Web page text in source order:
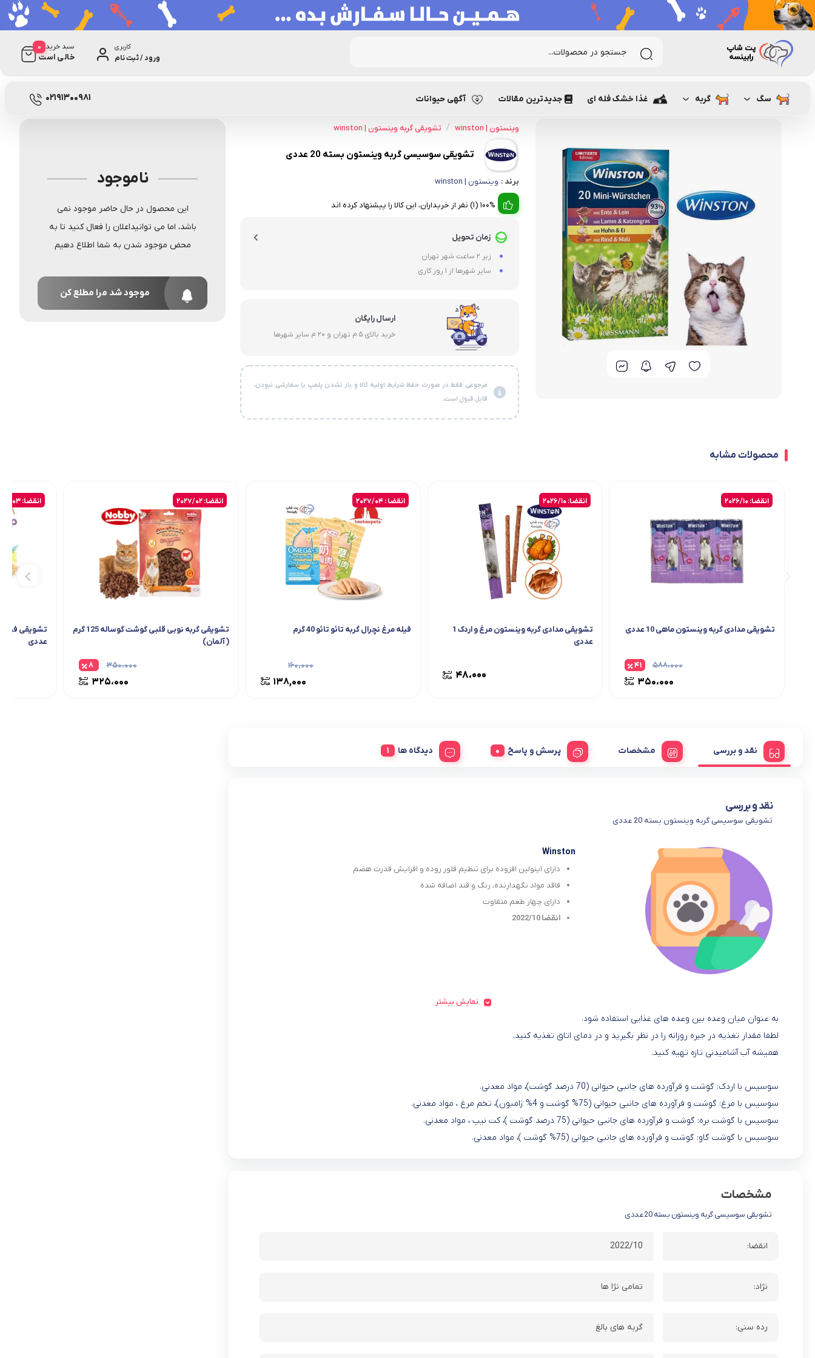
کاربری
ورود / ثبت نام
سبد خرید
خالی است
0
سگ گربه غذا خشک فله ای جدیدترین مقالات آگهی حیوانات 02191300981
رابینسه نامعلوم
وینستون | winston / تشویقی گربه وینستون | winston
تشویقی سوسیسی گربه وینستون بسته 20 عددی
برند : وینستون | winston
100% (1) نفر از خریداران، این کالا را پیشنهاد کرده اند
زمان تحویل
زیر 2 ساعت شهر تهران
سایر شهرها از 1 روز کاری
ارسال رایگان
خرید بالای 5 م تهران و 20 م سایر شهرها
مرجوعی فقط در صورت حفظ شرایط اولیه کالا و باز نشدن پلمپ یا سفارشی نبودن،
قابل قبول است.
ناموجود
این محصول در حال حاضر موجود نمی
باشد، اما می توانیداعلان را فعال کنید تا به
محض موجود شدن به شما اطلاع دهیم
موجود شد مرا مطلع کن
محصولات مشابه
انقضا: 2026/10
تشویقی مدادی گربه وینستون ماهی 10 عددی
۵۸۸،۰۰۰
۳۵۰،۰۰۰
۴۱
انقضا: 2026/10
تشویقی مدادی گربه وینستون مرغ و اردک 1
عددی
۴۸،۰۰۰
انقضا : 2027/04
فیله مرغ نچرال گربه تائو تائو 40 گرم
۱۶۰,۰۰۰
۱۳۸,۰۰۰
انقضا: 2027/02
تشویقی گربه نوبی قلبی گوشت گوساله 125 گرم
( آلمان)
۳۵۰،۰۰۰
۳۲۵،۰۰۰
۸
انقضا: 2027/03
عددی
نقد و بررسی مشخصات پرسش و پاسخ دیدگاه ها
نقد و بررسی
تشویقی سوسیسی گربه وینستون بسته 20 عددی
Winston
دارای اینولین افزوده برای تنظیم فلور روده و افزایش قدرت هضم
فاقد مواد نگهدارنده، رنگ و قند اضافه شده
دارای چهار طعم متفاوت
انقضا 2022/10
نمایش بیشتر
به عنوان میان وعده بین وعده های غذایی استفاده شود.
لطفا مقدار تغذیه در جیره روزانه را در نظر بگیرید و در دمای اتاق تغذیه کنید.
همیشه آب آشامیدنی تازه تهیه کنید.
سوسیس با اردک: گوشت و فرآورده های جانبی حیوانی (70 درصد گوشت)، مواد معدنی.
سوسیس با مرغ: گوشت و فرآورده های جانبی حیوانی (75% گوشت و 4% ژامبون)، تخم مرغ ، مواد معدنی.
سوسیس با گوشت بره: گوشت و فرآورده های جانبی حیوانی (75 درصد گوشت )، کت نیپ ، مواد معدنی.
سوسیس با گوشت گاو: گوشت و فرآورده های جانبی حیوانی (75% گوشت )، مواد معدنی.
مشخصات
تشویقی سوسیسی گربه وینستون بسته 20 عددی
انقضا: 2022/10
نژاد: تمامی نژا ها
رده سنی: گربه های بالغ